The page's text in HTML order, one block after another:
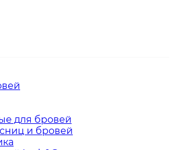
для бровей
и бровей